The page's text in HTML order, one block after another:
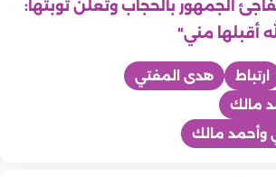
الجمهور بالحجاب وتعلن توبتها:
أقبلها مني"
ارتباط
هدى المفتي
مالك
وأحمد مالك